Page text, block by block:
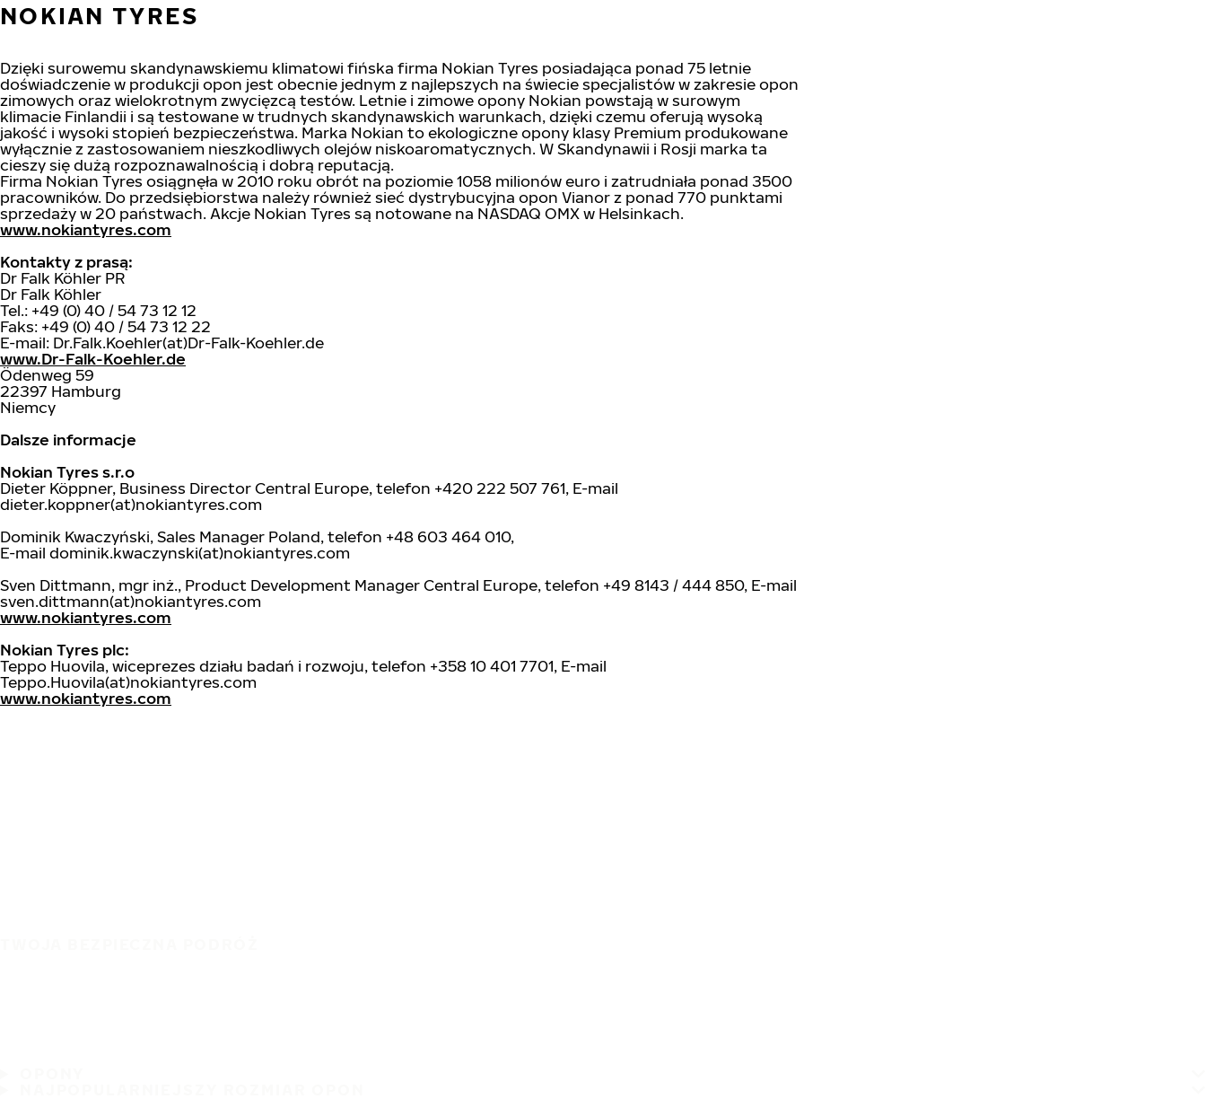
NOKIAN TYRES
Dzięki surowemu skandynawskiemu klimatowi fińska firma Nokian Tyres posiadająca ponad 75 letnie
doświadczenie w produkcji opon jest obecnie jednym z najlepszych na świecie specjalistów w zakresie opon
zimowych oraz wielokrotnym zwycięzcą testów. Letnie i zimowe opony Nokian powstają w surowym
klimacie Finlandii i są testowane w trudnych skandynawskich warunkach, dzięki czemu oferują wysoką
jakość i wysoki stopień bezpieczeństwa. Marka Nokian to ekologiczne opony klasy Premium produkowane
wyłącznie z zastosowaniem nieszkodliwych olejów niskoaromatycznych. W Skandynawii i Rosji marka ta
cieszy się dużą rozpoznawalnością i dobrą reputacją.
Firma Nokian Tyres osiągnęła w 2010 roku obrót na poziomie 1058 milionów euro i zatrudniała ponad 3500
pracowników. Do przedsiębiorstwa należy również sieć dystrybucyjna opon Vianor z ponad 770 punktami
sprzedaży w 20 państwach. Akcje Nokian Tyres są notowane na NASDAQ OMX w Helsinkach.
www.nokiantyres.com
Kontakty z prasą:
Dr Falk Köhler PR
Dr Falk Köhler
Tel.: +49 (0) 40 / 54 73 12 12
Faks: +49 (0) 40 / 54 73 12 22
E-mail: Dr.Falk.Koehler(at)Dr-Falk-Koehler.de
www.Dr-Falk-Koehler.de
Ödenweg 59
22397 Hamburg
Niemcy
Dalsze informacje
Nokian Tyres s.r.o
Dieter Köppner, Business Director Central Europe, telefon +420 222 507 761, E-mail
dieter.koppner(at)nokiantyres.com
Dominik Kwaczyński, Sales Manager Poland, telefon +48 603 464 010,
E-mail dominik.kwaczynski(at)nokiantyres.com
Sven Dittmann, mgr inż., Product Development Manager Central Europe, telefon +49 8143 / 444 850, E-mail
sven.dittmann(at)nokiantyres.com
www.nokiantyres.com
Nokian Tyres plc:
Teppo Huovila, wiceprezes działu badań i rozwoju, telefon +358 10 401 7701, E-mail
Teppo.Huovila(at)nokiantyres.com
www.nokiantyres.com